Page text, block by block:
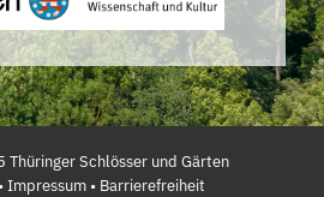
Thüringer Schlösser und Gärten
Impressum• Barrierefreiheit